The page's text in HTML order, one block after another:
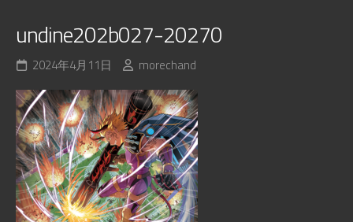
undine202b027-20270
2024年4月11日 morechand